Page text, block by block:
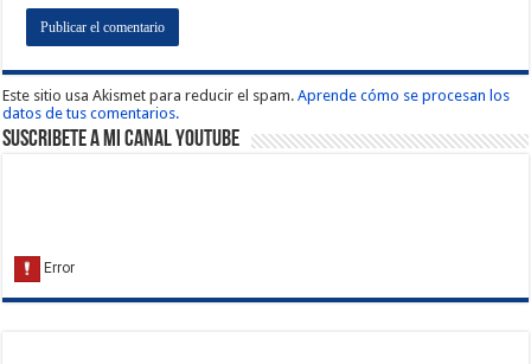
Este sitio usa Akismet para reducir el spam.Aprende cómo se procesan los
datos de tus comentarios.
Suscribete a Mi Canal Youtube